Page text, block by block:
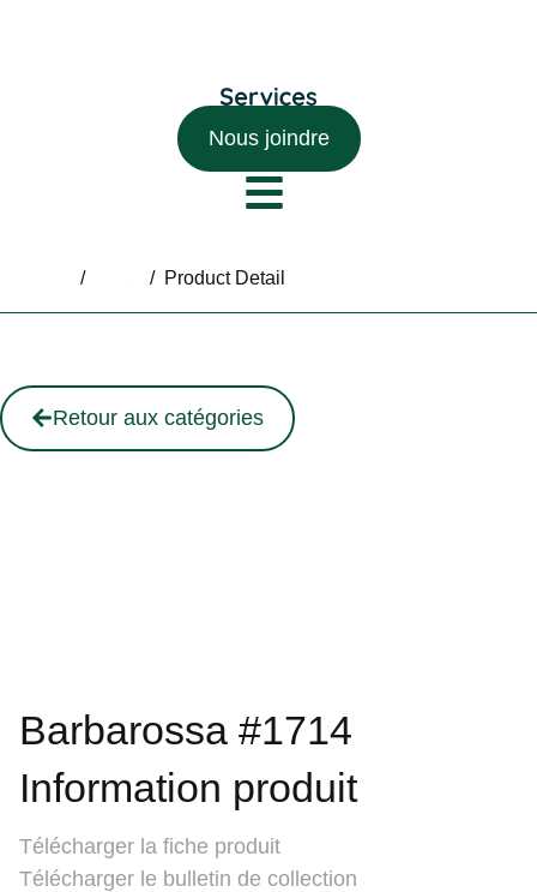
Nous joindre
/ / Product Detail
Retour aux catégories
Barbarossa #1714
Information produit
Télécharger la fiche produit
Télécharger le bulletin de collection